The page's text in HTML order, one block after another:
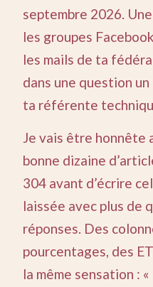
septembre 2026.
les groupes
les mails de ta
dans une question
ta référente
Je vais être honnête
bonne dizaine
304 avant d’écrire
laissée avec plus de
réponses. Des
pourcentages, des
la même sensation :